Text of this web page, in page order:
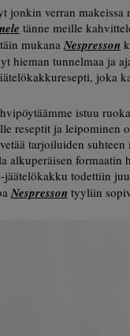
jonkin verran
tänne meille
mukanaNespresson
hieman tunnelmaa ja
joka
istuu
reseptit ja leipominen
tarjoiluiden
alkuperäisen formaatin
jäätelökakku todettiin
Nespresson tyyliin